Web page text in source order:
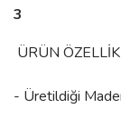
3
ÜRÜN
- Üretildiği